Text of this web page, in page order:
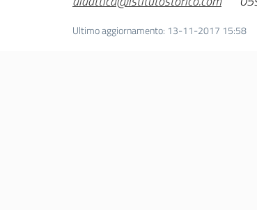
Ultimo aggiornamento: 13-11-2017 15:58